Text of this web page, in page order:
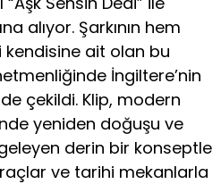
alıyor. Şarkının hem
ait olan bu
İngiltere’nin
çekildi. Klip, modern
yeniden doğuşu ve
derin bir konseptle
ve tarihi mekanlarla